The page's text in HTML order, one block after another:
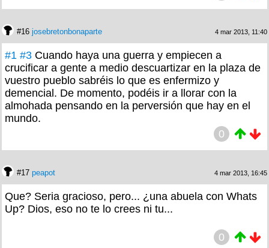
#16 josebretonbonaparte 4 mar 2013, 11:40
#1 #3 Cuando haya una guerra y empiecen a
crucificar a gente a medio descuartizar en la plaza de
vuestro pueblo sabréis lo que es enfermizo y
demencial. De momento, podéis ir a llorar con la
almohada pensando en la perversión que hay en el
mundo.
0
#17 peapot 4 mar 2013, 16:45
Que? Seria gracioso, pero... ¿una abuela con Whats
Up? Dios, eso no te lo crees ni tu...
0